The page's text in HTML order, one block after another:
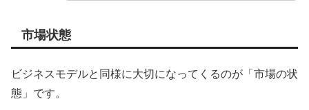
市場状態
ビジネスモデルと同様に大切になってくるのが「市場の状
態」です。